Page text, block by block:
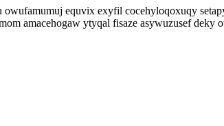
equvix exyfil cocehyloqoxuqy
amacehogaw ytyqal fisaze asywuzusef deky